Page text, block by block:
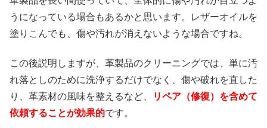
うになっている場合もあるかと思います。レザーオイルを
塗りこんでも、傷や汚れが消えないような場合ですね。
この後説明しますが、革製品のクリーニングでは、単に汚
れ落としのために洗浄するだけでなく、傷や破れを直した
り、革素材の風味を整えるなど、
リペア（修復）を含めて
依頼することが効果的です。